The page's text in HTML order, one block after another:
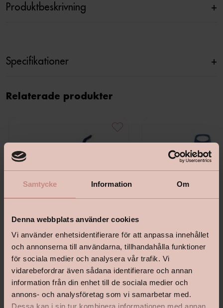
Samtycke Information Om
Denna webbplats använder cookies
Vi använder enhetsidentifierare för att anpassa innehållet
och annonserna till användarna, tillhandahålla funktioner
för sociala medier och analysera vår trafik. Vi
vidarebefordrar även sådana identifierare och annan
information från din enhet till de sociala medier och
annons- och analysföretag som vi samarbetar med.
Dessa kan i sin tur kombinera informationen med annan
Produktbeskrivning +
Specifikationer +
Relaterade produkter
Bona Premium Spray Mop För
Trägolv
Bona Rengöringsmedel
Trägolv, 850 Ml